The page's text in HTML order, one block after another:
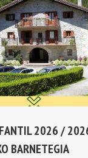
2026 /
BARNETEGIA